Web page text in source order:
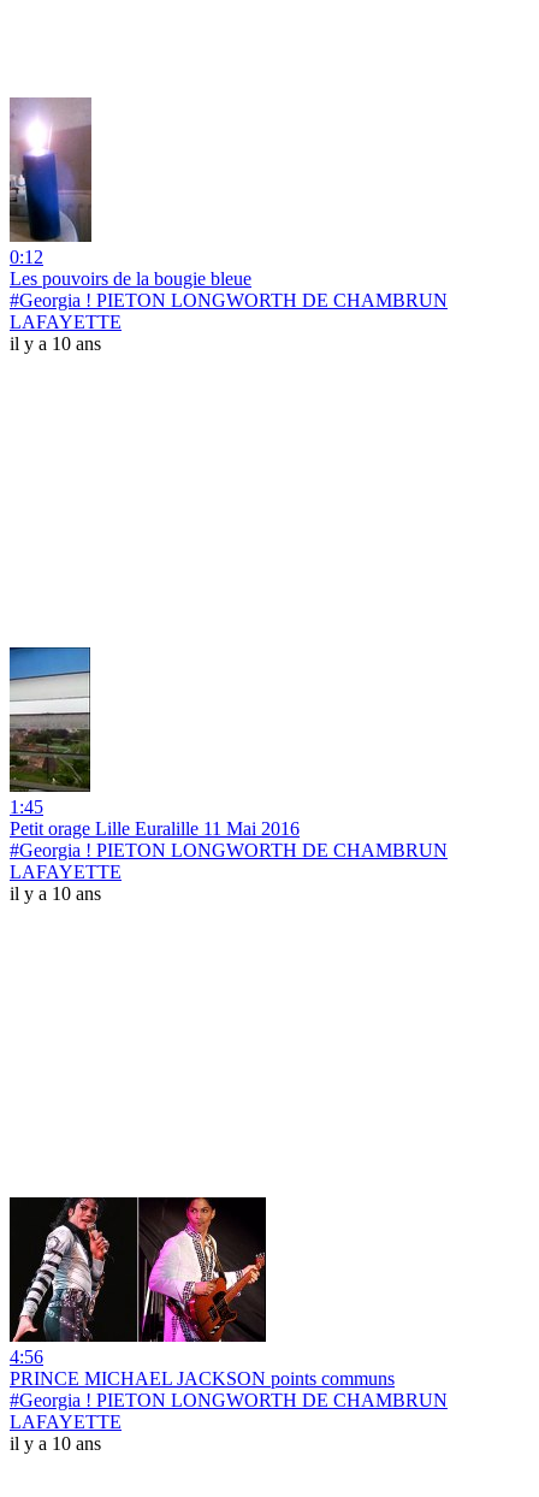
0:12
Les pouvoirs de la bougie bleue
#Georgia ! PIETON LONGWORTH DE CHAMBRUN
LAFAYETTE
il y a 10 ans
1:45
Petit orage Lille Euralille 11 Mai 2016
#Georgia ! PIETON LONGWORTH DE CHAMBRUN
LAFAYETTE
il y a 10 ans
4:56
PRINCE MICHAEL JACKSON points communs
#Georgia ! PIETON LONGWORTH DE CHAMBRUN
LAFAYETTE
il y a 10 ans